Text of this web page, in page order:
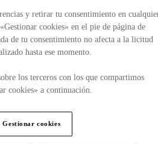
y retirar tu consentimiento en
cookies» en el pie de página de
de tu consentimiento no afecta a la licitud
hasta ese momento.
los terceros con los que compartimos
cookies» a continuación.
Gestionar cookies